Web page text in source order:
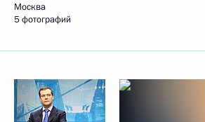
Москва
5 фотографий